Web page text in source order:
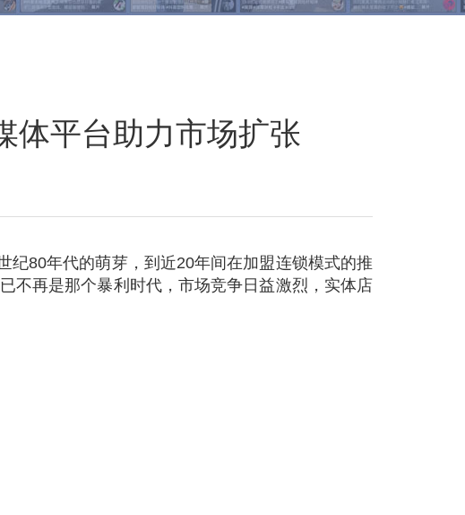
体平台助力市场扩张
纪80年代的萌芽，到近20年间在加盟连锁模式的推
不再是那个暴利时代，市场竞争日益激烈，实体店